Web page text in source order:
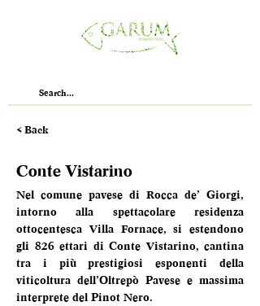
< Back
Conte Vistarino
Nel comune pavese di Rocca de’ Giorgi,
intorno alla spettacolare residenza
ottocentesca Villa Fornace, si estendono
gli 826 ettari di Conte Vistarino, cantina
tra i più prestigiosi esponenti della
viticoltura dell’Oltrepò Pavese e massima
interprete del Pinot Nero.